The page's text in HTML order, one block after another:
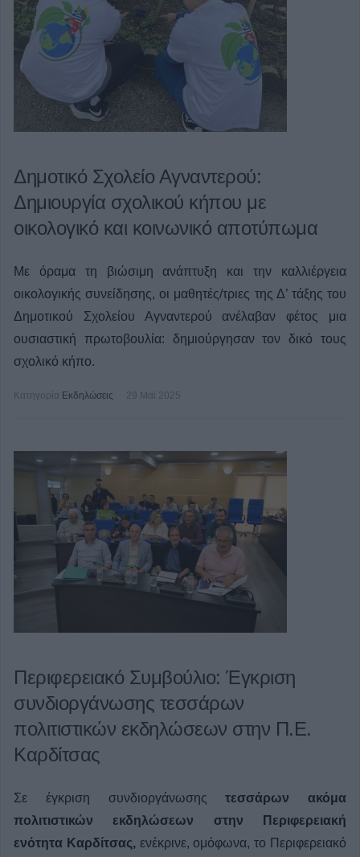
Δημοτικό Σχολείο Αγναντερού:
Δημιουργία σχολικού κήπου με
οικολογικό και κοινωνικό αποτύπωμα
Με όραμα τη βιώσιμη ανάπτυξη και την καλλιέργεια
οικολογικής συνείδησης, οι μαθητές/τριες της Δ’ τάξης του
Δημοτικού Σχολείου Αγναντερού ανέλαβαν φέτος μια
ουσιαστική πρωτοβουλία: δημιούργησαν τον δικό τους
σχολικό κήπο.
Κατηγορία Εκδηλώσεις 29 Μαϊ 2025
Περιφερειακό Συμβούλιο: Έγκριση
συνδιοργάνωσης τεσσάρων
πολιτιστικών εκδηλώσεων στην Π.Ε.
Καρδίτσας
Σε έγκριση συνδιοργάνωσηςτεσσάρων ακόμα
πολιτιστικών εκδηλώσεων στην Περιφερειακή
ενότητα Καρδίτσας,ενέκρινε, ομόφωνα, το Περιφερειακό